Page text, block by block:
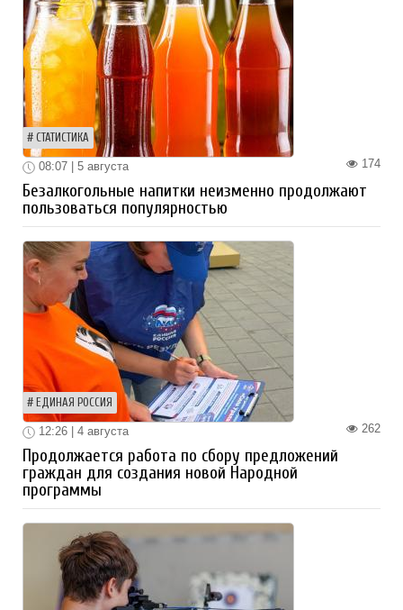
СТАТИСТИКА
174
08:07 | 5 августа
Безалкогольные напитки неизменно продолжают
пользоваться популярностью
ЕДИНАЯ РОССИЯ
262
12:26 | 4 августа
Продолжается работа по сбору предложений
граждан для создания новой Народной
программы